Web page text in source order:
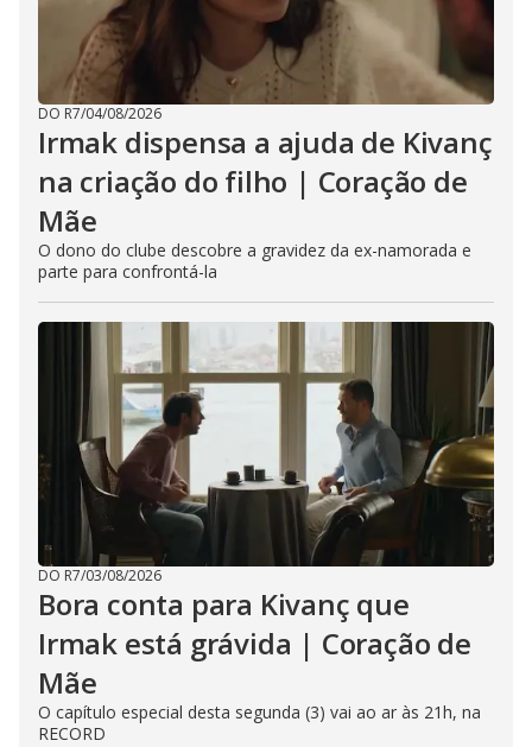
DO R7/04/08/2026
Irmak dispensa a ajuda de Kivanç
na criação do filho | Coração de
Mãe
O dono do clube descobre a gravidez da ex-namorada e
parte para confrontá-la
DO R7/03/08/2026
Bora conta para Kivanç que
Irmak está grávida | Coração de
Mãe
O capítulo especial desta segunda (3) vai ao ar às 21h, na
RECORD